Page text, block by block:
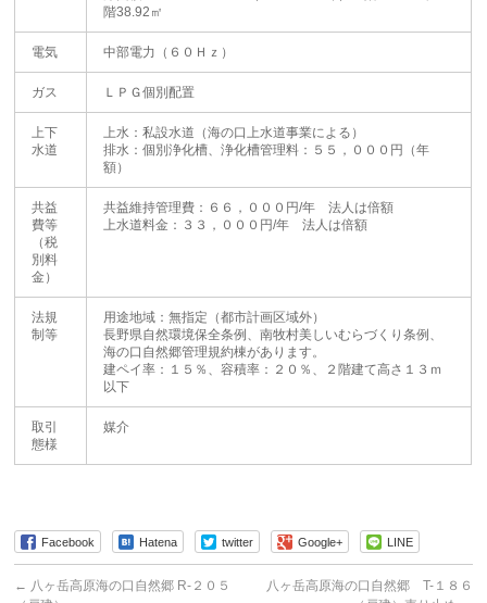
階38.92㎡
電気 中部電力（６０Ｈｚ）
ガス ＬＰＧ個別配置
上下
水道
上水：私設水道（海の口上水道事業による）
排水：個別浄化槽、浄化槽管理料：５５，０００円（年
額）
共益
費等
（税
別料
金）
共益維持管理費：６６，０００円/年 法人は倍額
上水道料金：３３，０００円/年 法人は倍額
法規
制等
用途地域：無指定（都市計画区域外）
長野県自然環境保全条例、南牧村美しいむらづくり条例、
海の口自然郷管理規約棟があります。
建ペイ率：１５％、容積率：２０％、２階建て高さ１３ｍ
以下
取引
態様
媒介
Facebook Hatena twitter Google+ LINE
← 八ヶ岳高原海の口自然郷 R-２０５
八ヶ岳高原海の口自然郷 T-１８６